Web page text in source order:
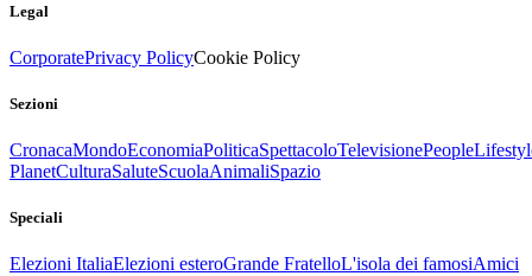
Legal
CorporatePrivacy PolicyCookie Policy
Sezioni
CronacaMondoEconomiaPoliticaSpettacoloTelevisionePeople
PlanetCulturaSaluteScuolaAnimaliSpazio
Speciali
Elezioni ItaliaElezioni esteroGrande FratelloL'isola dei famosiAmici